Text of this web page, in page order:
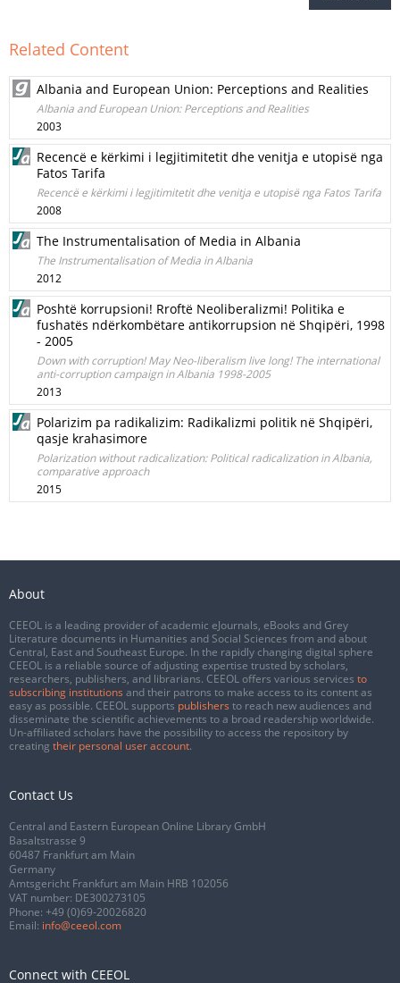
Related Content
Albania and European Union: Perceptions and Realities
Albania and European Union: Perceptions and Realities
2003
Recencë e kërkimi i legjitimitetit dhe venitja e utopisë nga
Fatos Tarifa
Recencë e kërkimi i legjitimitetit dhe venitja e utopisë nga Fatos Tarifa
2008
The Instrumentalisation of Media in Albania
The Instrumentalisation of Media in Albania
2012
Poshtë korrupsioni! Rroftë Neoliberalizmi! Politika e
fushatës ndërkombëtare antikorrupsion në Shqipëri, 1998
- 2005
Down with corruption! May Neo-liberalism live long! The international
anti-corruption campaign in Albania 1998-2005
2013
Polarizim pa radikalizim: Radikalizmi politik në Shqipëri,
qasje krahasimore
Polarization without radicalization: Political radicalization in Albania,
comparative approach
2015
About
CEEOL is a leading provider of academic eJournals, eBooks and Grey
Literature documents in Humanities and Social Sciences from and about
Central, East and Southeast Europe. In the rapidly changing digital sphere
CEEOL is a reliable source of adjusting expertise trusted by scholars,
researchers, publishers, and librarians. CEEOL offers various services to
subscribing institutions and their patrons to make access to its content as
easy as possible. CEEOL supports publishers to reach new audiences and
disseminate the scientific achievements to a broad readership worldwide.
Un-affiliated scholars have the possibility to access the repository by
creating their personal user account.
Contact Us
Central and Eastern European Online Library GmbH
Basaltstrasse 9
60487 Frankfurt am Main
Germany
Amtsgericht Frankfurt am Main HRB 102056
VAT number: DE300273105
Phone: +49 (0)69-20026820
Email: info@ceeol.com
Connect with CEEOL